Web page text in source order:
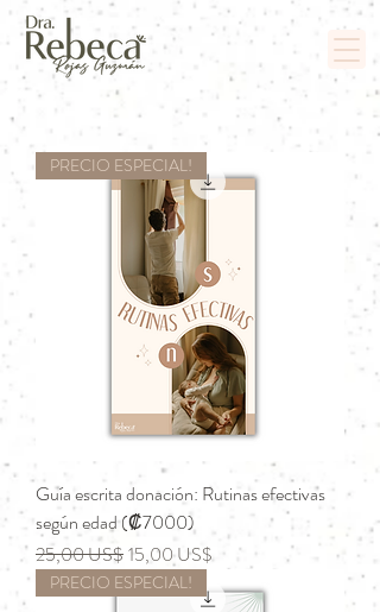
PRECIO ESPECIAL!
Guía escrita donación: Rutinas efectivas
según edad (₡7000)
Precio
25,00 US$Precio de oferta
15,00 US$
PRECIO ESPECIAL!